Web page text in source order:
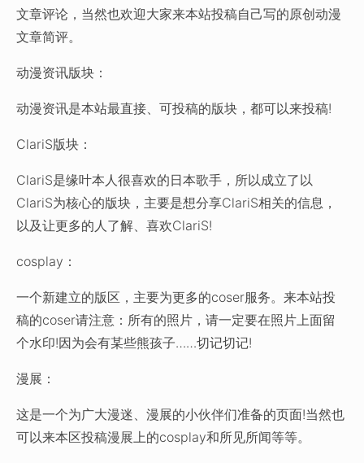
文章评论，当然也欢迎大家来本站投稿自己写的原创动漫
文章简评。
动漫资讯版块：
动漫资讯是本站最直接、可投稿的版块，都可以来投稿!
ClariS版块：
ClariS是缘叶本人很喜欢的日本歌手，所以成立了以
ClariS为核心的版块，主要是想分享ClariS相关的信息，
以及让更多的人了解、喜欢ClariS!
cosplay：
一个新建立的版区，主要为更多的coser服务。来本站投
稿的coser请注意：所有的照片，请一定要在照片上面留
个水印!因为会有某些熊孩子……切记切记!
漫展：
这是一个为广大漫迷、漫展的小伙伴们准备的页面!当然也
可以来本区投稿漫展上的cosplay和所见所闻等等。